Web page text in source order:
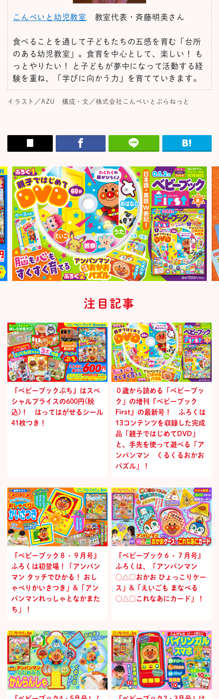
こんぺいと幼児教室 教室代表・斉藤明美さん
食べることを通して子どもたちの五感を育む「台所
のある幼児教室」。食育を中心として、楽しい！ も
っとやりたい！ と子どもが夢中になって活動する経
験を重ね、「学びに向かう力」を育てていきます。
イラスト／AZU 構成・文／株式会社こんぺいとぷらねっと
注目記事
『ベビーブックぷち』はスペ
シャルプライスの600円(税
込)！ はってはがせるシール
41枚つき！
０歳から読める「ベビーブッ
ク」の増刊『ベビーブック
First』の最新号！ ふろくは
13コンテンツを収録した完成
品「親子ではじめてDVD」
と、手先を使って遊べる「ア
ンパンマン くるくるおかお
パズル」！
『ベビーブック８・９月号』
ふろくは初登場！「アンパン
マン タッチでひかる！ おし
ゃべりかいさつき」&「アン
パンマンれっしゃとなかまた
ち」！
『ベビーブック６・７月号』
ふろくは、「アンパンマン
○△□おかお ひょっこりケー
ス」&「えいごも まなべる
○△□これなあにカード」！